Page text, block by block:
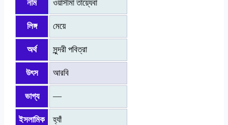
নাম ওয়াসীমা তায়্যেবা
লিঙ্গ মেয়ে
অর্থ সুন্দরী পবিত্রা
উৎস আরবি
ভাগ্য —
ইসলামিক
হ্যাঁ